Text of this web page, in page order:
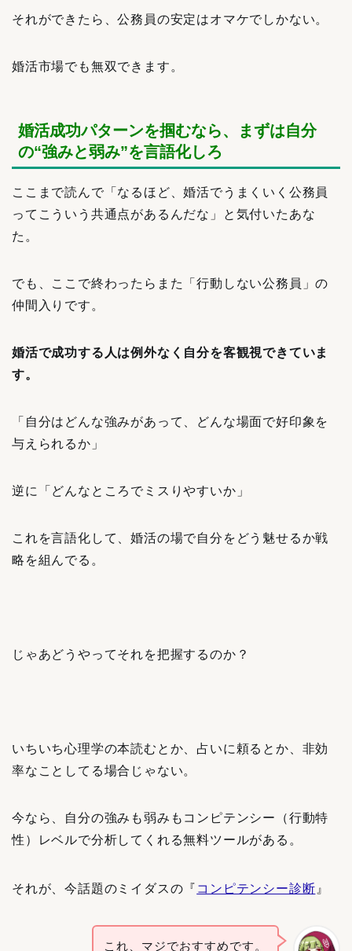
それができたら、公務員の安定はオマケでしかない。
婚活市場でも無双できます。
婚活成功パターンを掴むなら、まずは自分
の“強みと弱み”を言語化しろ
ここまで読んで「なるほど、婚活でうまくいく公務員
ってこういう共通点があるんだな」と気付いたあな
た。
でも、ここで終わったらまた「行動しない公務員」の
仲間入りです。
婚活で成功する人は例外なく自分を客観視できていま
す。
「自分はどんな強みがあって、どんな場面で好印象を
与えられるか」
逆に「どんなところでミスりやすいか」
これを言語化して、婚活の場で自分をどう魅せるか戦
略を組んでる。
じゃあどうやってそれを把握するのか？
いちいち心理学の本読むとか、占いに頼るとか、非効
率なことしてる場合じゃない。
今なら、自分の強みも弱みもコンピテンシー（行動特
性）レベルで分析してくれる無料ツールがある。
それが、今話題のミイダスの『 コンピテンシー診断 』
これ、マジでおすすめです。